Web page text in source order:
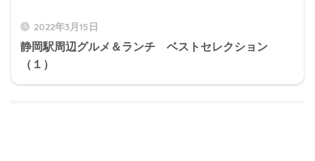
2022年3月15日
静岡駅周辺グルメ＆ランチ ベストセレクション
（１）